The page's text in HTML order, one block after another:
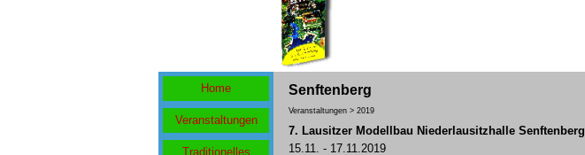
Home
Veranstaltungen
Traditionelles
Senftenberg
Veranstaltungen > 2019
7. Lausitzer Modellbau Niederlausitzhalle Senftenberg
15.11. - 17.11.2019